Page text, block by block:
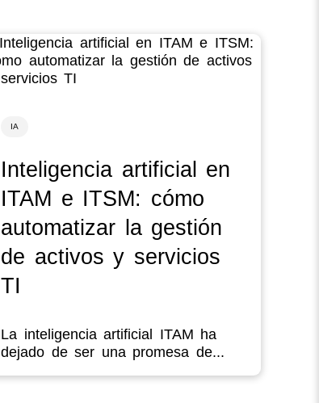
IA
Inteligencia artificial en
ITAM e ITSM: cómo
automatizar la gestión
de activos y servicios
TI
La inteligencia artificial ITAM ha
dejado de ser una promesa de...